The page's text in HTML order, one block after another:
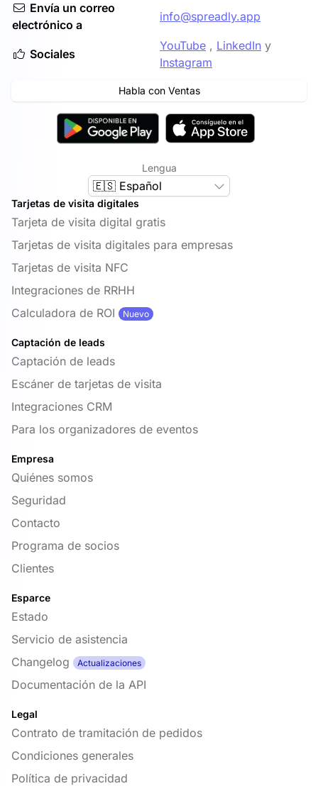
Envía un correo
electrónico a
info@spreadly.app
Sociales
YouTube , LinkedIn y
Instagram
Habla con Ventas
Lengua
🇪🇸 Español
Tarjetas de visita digitales
Tarjeta de visita digital gratis
Tarjetas de visita digitales para empresas
Tarjetas de visita NFC
Integraciones de RRHH
Calculadora de ROI
Nuevo
Captación de leads
Captación de leads
Escáner de tarjetas de visita
Integraciones CRM
Para los organizadores de eventos
Empresa
Quiénes somos
Seguridad
Contacto
Programa de socios
Clientes
Esparce
Estado
Servicio de asistencia
Changelog
Actualizaciones
Documentación de la API
Legal
Contrato de tramitación de pedidos
Condiciones generales
Política de privacidad